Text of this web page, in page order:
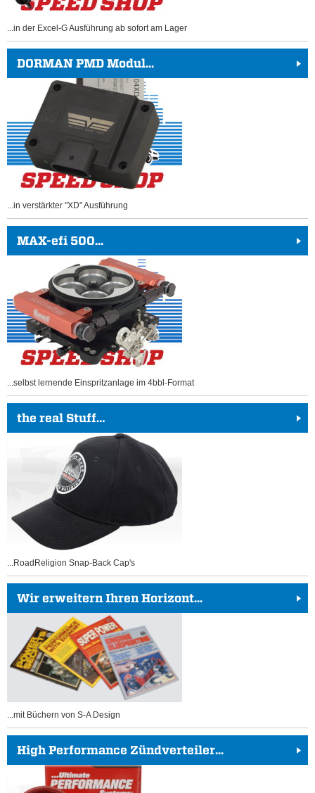
...in der Excel-G Ausführung ab sofort am Lager
DORMAN PMD Modul...
...in verstärkter "XD" Ausführung
MAX-efi 500...
...selbst lernende Einspritzanlage im 4bbl-Format
the real Stuff…
...RoadReligion Snap-Back Cap's
Wir erweitern Ihren Horizont...
...mit Büchern von S-A Design
High Performance Zündverteiler...